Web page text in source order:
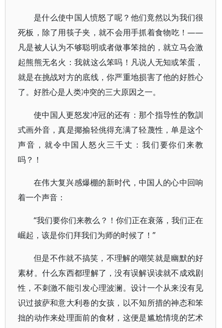
是什么使中国人愤怒了呢？他们竟然以为我们很
死板，除了用筷子夹，就不会用手抓着食物吃！——
凡是被人认为不够聪明或者做事笨拙的，就立马会激
起熊熊无名火：我就这么笨吗！凡说人无知或笨蛋，
就是在挑战对方的底线，你严重地损害了他的好胜心
了。好胜心是人类冲突的三大原因之一。
使中国人更怒发冲冠的还有：那个指导性的敎訓
式画外音，真是揶揄轻佻得充满了轻蔑性，单是这个
声音，就令中国人怒火三千丈：我们要你们来教
吗？！
在伟大复兴感爆棚的新时代，中国人的心中回响
着一个声音：
“我们要你们来教么？！你们正在衰落，我们正在
崛起，该是你们拜我们为师的时候了！”
但是不作就不搞笑，不理解的嘲笑就是幽默的好
素材。什么东西都理解了，没有误解误读就不成戏剧
性，不刺激不能引发心理波澜。设计一个从来没有见
识过披萨和意大利卷的女孩，以不知所措的神态和笨
拙的动作来处理面前的食材，这便是尴尬情境的艺术